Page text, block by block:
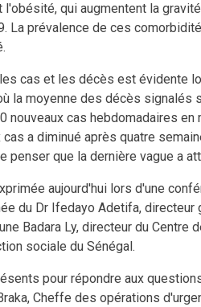
l'obésité, qui augmentent la
La prévalence de ces
cas et les décès est évidente
la moyenne des décès signalés
nouveaux cas hebdomadaires
cas a diminué après quatre
penser que la dernière vague a
aujourd'hui lors d'une
du Dr Ifedayo Adetifa,
Badara Ly, directeur du
sociale du Sénégal.
pour répondre aux
Cheffe des opérations